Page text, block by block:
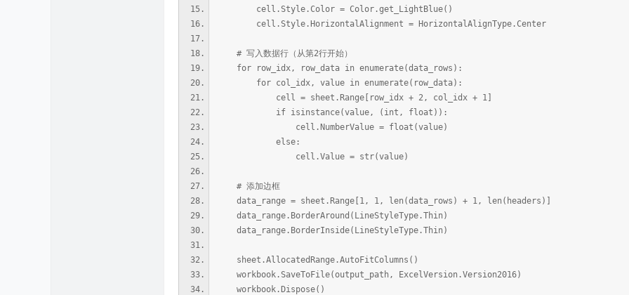
cell.Style.Color = Color.get_LightBlue()
cell.Style.HorizontalAlignment = HorizontalAlignType.Center
# 写入数据行（从第2行开始）
for row_idx, row_data in enumerate(data_rows):
for col_idx, value in enumerate(row_data):
cell = sheet.Range[row_idx + 2, col_idx + 1]
if isinstance(value, (int, float)):
cell.NumberValue = float(value)
else:
cell.Value = str(value)
# 添加边框
data_range = sheet.Range[1, 1, len(data_rows) + 1, len(headers)]
data_range.BorderAround(LineStyleType.Thin)
data_range.BorderInside(LineStyleType.Thin)
sheet.AllocatedRange.AutoFitColumns()
workbook.SaveToFile(output_path, ExcelVersion.Version2016)
workbook.Dispose()